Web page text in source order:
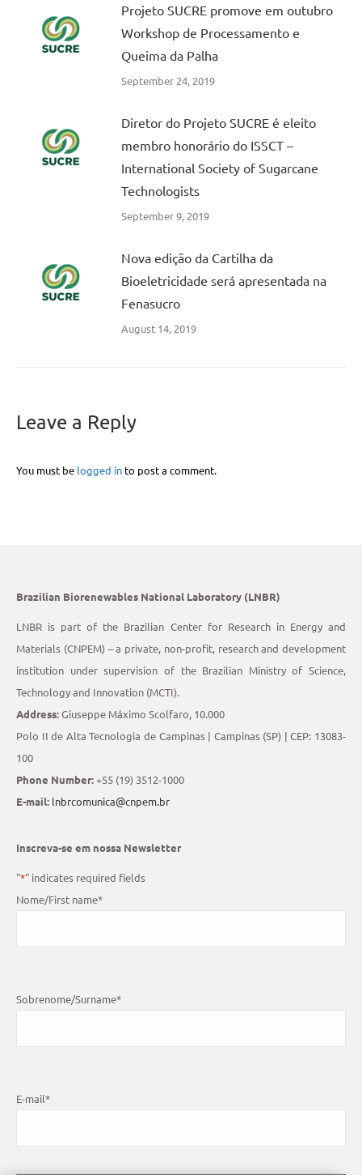
Projeto SUCRE promove em outubro
Workshop de Processamento e
Queima da Palha
September 24, 2019
Diretor do Projeto SUCRE é eleito
membro honorário do ISSCT –
International Society of Sugarcane
Technologists
September 9, 2019
Nova edição da Cartilha da
Bioeletricidade será apresentada na
Fenasucro
August 14, 2019
Leave a Reply
You must be logged in to post a comment.
Brazilian Biorenewables National Laboratory (LNBR)
LNBR is part of the Brazilian Center for Research in Energy and
Materials (CNPEM) – a private, non-profit, research and development
institution under supervision of the Brazilian Ministry of Science,
Technology and Innovation (MCTI).
Address:Giuseppe Máximo Scolfaro, 10.000
Polo II de Alta Tecnologia de Campinas | Campinas (SP) | CEP: 13083-
100
Phone Number:+55 (19) 3512-1000
E-mail: lnbrcomunica@cnpem.br
Inscreva-se em nossa Newsletter
"*" indicates required fields
Nome/First name*
Sobrenome/Surname*
E-mail*